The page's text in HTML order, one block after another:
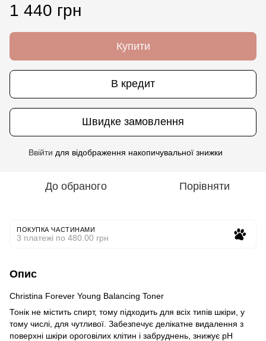
1 440 грн
Купити
В кредит
Швидке замовлення
Ввійти для відображення накопичувальної знижки
До обраного Порівняти
ПОКУПКА ЧАСТИНАМИ
3 платежі по 480.00 грн
Опис
Christina Forever Young Balancing Toner
Тонік не містить спирт, тому підходить для всіх типів шкіри, у
тому числі, для чутливої. Забезпечує делікатне видалення з
поверхні шкіри ороговілих клітин і забруднень, знижує рН